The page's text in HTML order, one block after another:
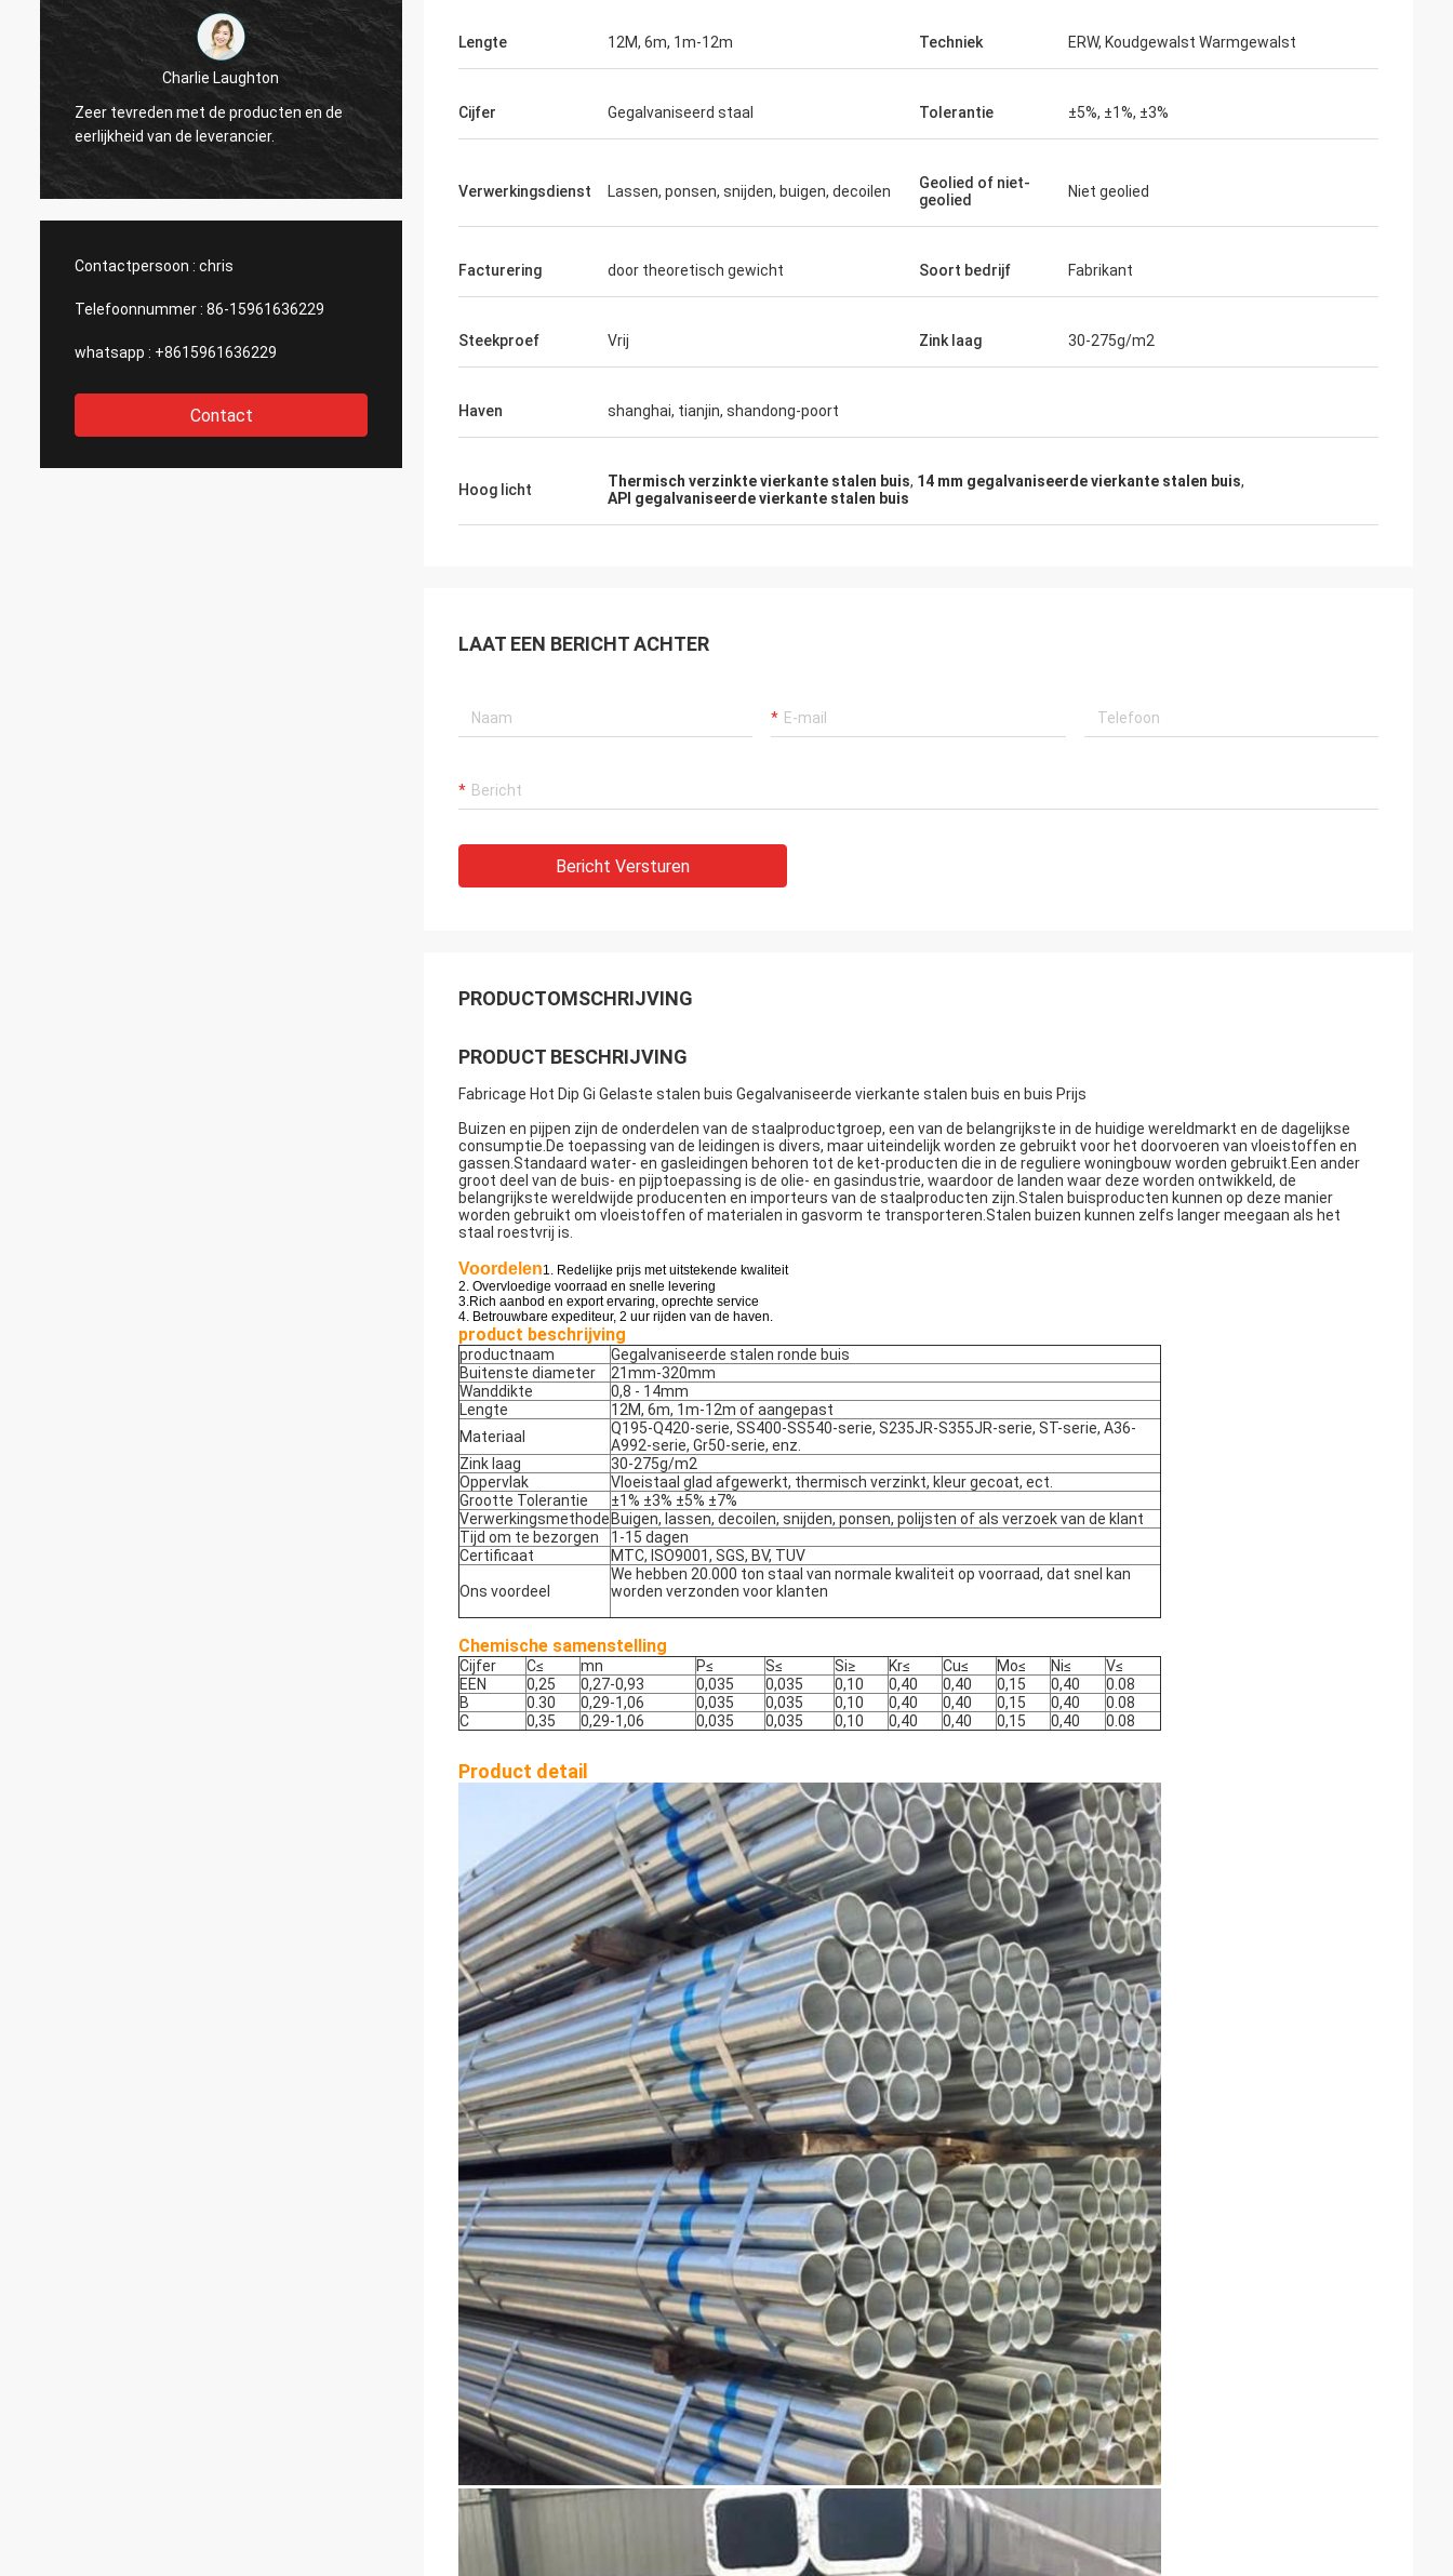
VERZENDEN
Charlie Laughton
tevreden met de producten en de
van de leverancier.
Hovig Allan
Ervoor gezorgde Vivian had ik een super
snel keerpunt op een dringende orde. Als
herhalingsklant kende zij onze specifieke
productvereisten zelfs zonder me die
vragen. Adviseer grondig behandelend
tevredenstellen de goederen tot wat wij
opdracht gaven en dit is onze tweede
Contactpersoon : chris
Telefoonnummer : 86-15961636229
whatsapp : +8615961636229
Contact
Lengte 12M, 6m, 1m-12m Techniek ERW, Koudgewalst Warmgewalst
Cijfer Gegalvaniseerd staal Tolerantie ±5%, ±1%, ±3%
Verwerkingsdienst Lassen, ponsen, snijden, buigen, decoilen
Geolied of niet-
geolied
Niet geolied
Facturering door theoretisch gewicht Soort bedrijf Fabrikant
Steekproef Vrij Zink laag 30-275g/m2
Haven shanghai, tianjin, shandong-poort
Hoog licht Thermisch verzinkte vierkante stalen buis, 14 mm gegalvaniseerde vierkante stalen buis,
API gegalvaniseerde vierkante stalen buis
LAAT EEN BERICHT ACHTER
Bericht Versturen
PRODUCTOMSCHRIJVING
PRODUCT BESCHRIJVING
Fabricage Hot Dip Gi Gelaste stalen buis Gegalvaniseerde vierkante stalen buis en buis Prijs
Buizen en pijpen zijn de onderdelen van de staalproductgroep, een van de belangrijkste in de huidige wereldmarkt en de dagelijkse
consumptie.De toepassing van de leidingen is divers, maar uiteindelijk worden ze gebruikt voor het doorvoeren van vloeistoffen en
gassen.Standaard water- en gasleidingen behoren tot de ket-producten die in de reguliere woningbouw worden gebruikt.Een ander
groot deel van de buis- en pijptoepassing is de olie- en gasindustrie, waardoor de landen waar deze worden ontwikkeld, de
belangrijkste wereldwijde producenten en importeurs van de staalproducten zijn.Stalen buisproducten kunnen op deze manier
worden gebruikt om vloeistoffen of materialen in gasvorm te transporteren.Stalen buizen kunnen zelfs langer meegaan als het
staal roestvrij is.
Voordelen1. Redelijke prijs met uitstekende kwaliteit
2. Overvloedige voorraad en snelle levering
3.Rich aanbod en export ervaring, oprechte service
4. Betrouwbare expediteur, 2 uur rijden van de haven.
product beschrijving
productnaam
Gegalvaniseerde stalen ronde buis
Buitenste diameter
21mm-320mm
Wanddikte
0,8 - 14mm
Lengte
12M, 6m, 1m-12m of aangepast
Materiaal
Q195-Q420-serie, SS400-SS540-serie, S235JR-S355JR-serie, ST-serie, A36-
A992-serie, Gr50-serie, enz.
Zink laag
30-275g/m2
Oppervlak
Vloeistaal glad afgewerkt, thermisch verzinkt, kleur gecoat, ect.
Grootte Tolerantie
±1% ±3% ±5% ±7%
Verwerkingsmethode Buigen, lassen, decoilen, snijden, ponsen, polijsten of als verzoek van de klant
Tijd om te bezorgen
1-15 dagen
Certificaat
MTC, ISO9001, SGS, BV, TUV
Ons voordeel
We hebben 20.000 ton staal van normale kwaliteit op voorraad, dat snel kan
worden verzonden voor klanten
Chemische samenstelling
Cijfer C≤ mn P≤ S≤ Si≥ Kr≤ Cu≤ Mo≤ Ni≤ V≤
EEN
0,25 0,27-0,93 0,035 0,035 0,10 0,40 0,40 0,15 0,40
0.08
B
0.30 0,29-1,06 0,035 0,035 0,10 0,40 0,40 0,15 0,40
0.08
C
0,35 0,29-1,06 0,035 0,035 0,10 0,40 0,40 0,15 0,40 0.08
Product detail